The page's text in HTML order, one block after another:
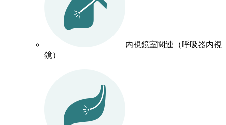
内視鏡室関連（呼吸器内視
鏡）